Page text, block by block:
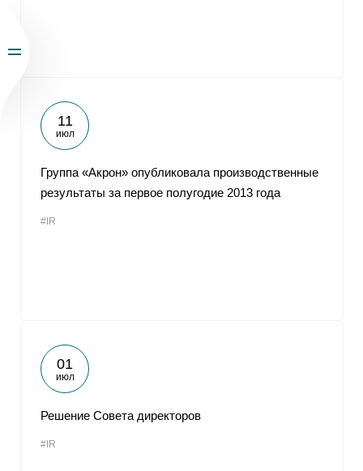
11
июл
Группа «Акрон» опубликовала производственные
результаты за первое полугодие 2013 года
#IR
01
июл
Решение Совета директоров
#IR